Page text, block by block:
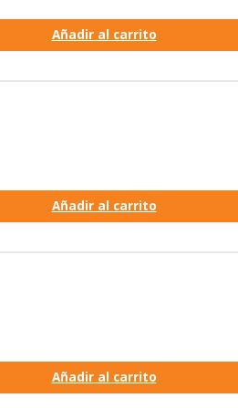
Añadir al carrito
Añadir al carrito
Añadir al carrito